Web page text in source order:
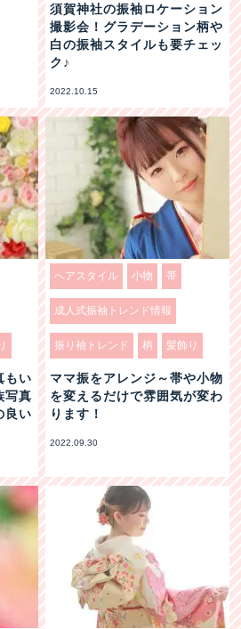
須賀神社の振袖ロケーション
撮影会！グラデーション柄や
白の振袖スタイルも要チェッ
ク♪
2022.10.15
もい
写真
良い
へアスタイル 小物 帯
成人式振袖トレンド情報
振り袖トレンド 柄 髪飾り
ママ振をアレンジ～帯や小物
を変えるだけで雰囲気が変わ
ります！
2022.09.30